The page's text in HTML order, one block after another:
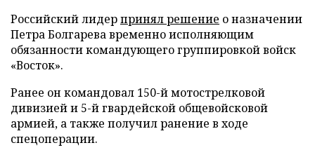
Российский лидерпринял решение о назначении
Петра Болгарева временно исполняющим
обязанности командующего группировкой войск
«Восток».
Ранее он командовал 150-й мотострелковой
дивизией и 5-й гвардейской общевойсковой
армией, а также получил ранение в ходе
спецоперации.